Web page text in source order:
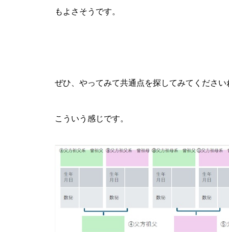
もよさそうです。
ぜひ、やってみて共通点を探してみてください
こういう感じです。